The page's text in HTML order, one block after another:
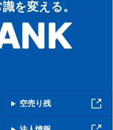
を変える。
空売り残